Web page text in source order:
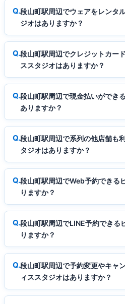
段山町駅周辺でウェアをレンタ
ジオはありますか？
段山町駅周辺でクレジットカー
ススタジオはありますか？
段山町駅周辺で現金払いができ
ありますか？
段山町駅周辺で系列の他店舗も
タジオはありますか？
段山町駅周辺でWeb予約できる
りますか？
段山町駅周辺でLINE予約できる
りますか？
段山町駅周辺で予約変更やキャ
ィススタジオはありますか？